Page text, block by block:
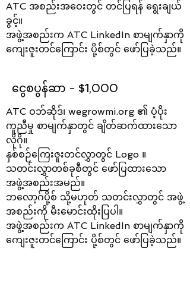
ATC အစည်းအဝေးတွင် တင်ပြရန် ရွေးချယ်
ခွင့်။
အဖွဲ့အစည်းက ATC LinkedIn စာမျက်နှာကို
ကျေးဇူးတင်ကြောင်း ပို့စ်တွင် ဖော်ပြခဲ့သည်။
ငွေစပွန်ဆာ - $1,000
ATC ဝဘ်ဆိုဒ်၊ wegrowmi.org ၏ ပံ့ပိုး
ကူညီမှု စာမျက်နှာတွင် ချိတ်ဆက်ထားသော
လိုဂို။
နှစ်စဉ်ကြေးဇူးတင်လွှာတွင် Logo ။
သတင်းလွှာတစ်ခုစီတွင် ဖော်ပြထားသော
အဖွဲ့အစည်းအမည်။
ဘလော့ဂ်ပို့စ် သို့မဟုတ် သတင်းလွှာတွင် အဖွဲ့
အစည်းကို မီးမောင်းထိုးပြပါ။
အဖွဲ့အစည်းက ATC LinkedIn စာမျက်နှာကို
ကျေးဇူးတင်ကြောင်း ပို့စ်တွင် ဖော်ပြခဲ့သည်။